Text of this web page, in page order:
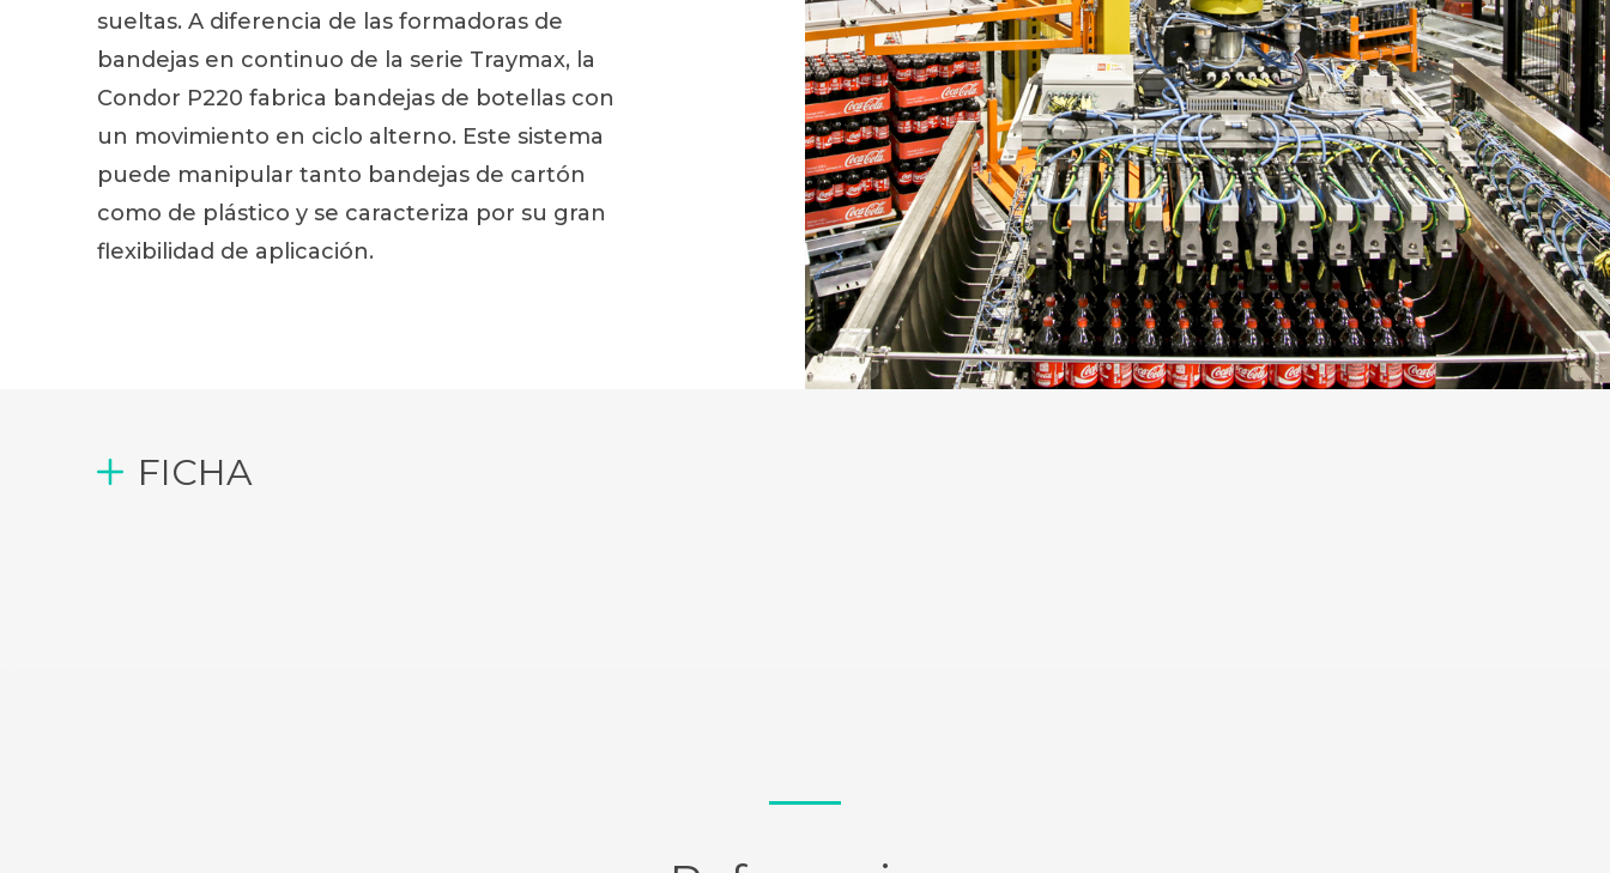
sueltas. A diferencia de las formadoras de
bandejas en continuo de la serie Traymax, la
Condor P220 fabrica bandejas de botellas con
un movimiento en ciclo alterno. Este sistema
puede manipular tanto bandejas de cartón
como de plástico y se caracteriza por su gran
flexibilidad de aplicación.
FICHA